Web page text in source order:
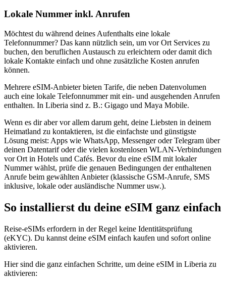
Lokale Nummer inkl. Anrufen
Möchtest du während deines Aufenthalts eine lokale
Telefonnummer? Das kann nützlich sein, um vor Ort Services zu
buchen, den beruflichen Austausch zu erleichtern oder damit dich
lokale Kontakte einfach und ohne zusätzliche Kosten anrufen
können.
Mehrere eSIM-Anbieter bieten Tarife, die neben Datenvolumen
auch eine lokale Telefonnummer mit ein- und ausgehenden Anrufen
enthalten. In Liberia sind z. B.: Gigago und Maya Mobile.
Wenn es dir aber vor allem darum geht, deine Liebsten in deinem
Heimatland zu kontaktieren, ist die einfachste und günstigste
Lösung meist: Apps wie WhatsApp, Messenger oder Telegram über
deinen Datentarif oder die vielen kostenlosen WLAN-Verbindungen
vor Ort in Hotels und Cafés. Bevor du eine eSIM mit lokaler
Nummer wählst, prüfe die genauen Bedingungen der enthaltenen
Anrufe beim gewählten Anbieter (klassische GSM-Anrufe, SMS
inklusive, lokale oder ausländische Nummer usw.).
So installierst du deine eSIM ganz einfach
Reise-eSIMs erfordern in der Regel keine Identitätsprüfung
(eKYC). Du kannst deine eSIM einfach kaufen und sofort online
aktivieren.
Hier sind die ganz einfachen Schritte, um deine eSIM in Liberia zu
aktivieren: